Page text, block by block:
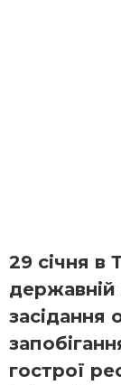
29 січня в
державній
засідання
гострої